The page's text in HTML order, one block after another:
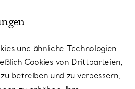
und ähnliche Technologien
Cookies von Drittparteien,
betreiben und zu verbessern,